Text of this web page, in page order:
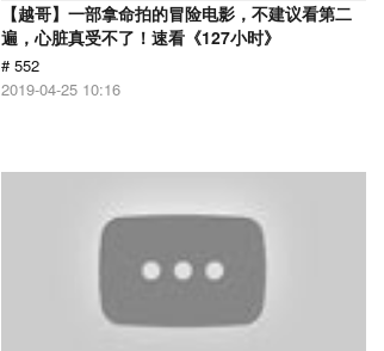
【越哥】一部拿命拍的冒险电影，不建议看第二
遍，心脏真受不了！速看《127小时》
# 552
2019-04-25 10:16